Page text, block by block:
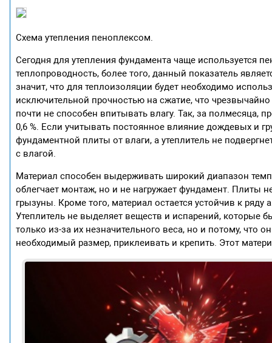
Схема утепления пеноплексом.
Сегодня для утепления фундамента чаще используется
теплопроводность, более того, данный показатель
значит, что для теплоизоляции будет необходимо
исключительной прочностью на сжатие, что
почти не способен впитывать влагу. Так, за полмесяца,
0,6 %. Если учитывать постоянное влияние дождевых и
фундаментной плиты от влаги, а утеплитель не
с влагой.
Материал способен выдерживать широкий диапазон
облегчает монтаж, но и не нагружает фундамент. Плиты
грызуны. Кроме того, материал остается устойчив к
Утеплитель не выделяет веществ и испарений,
только из-за их незначительного веса, но и потому, что
необходимый размер, приклеивать и крепить. Этот